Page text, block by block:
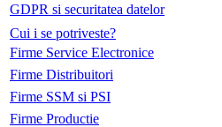
GDPR si securitatea datelor
Cui i se potriveste?
Firme Service Electronice
Firme Distribuitori
Firme SSM si PSI
Firme Productie